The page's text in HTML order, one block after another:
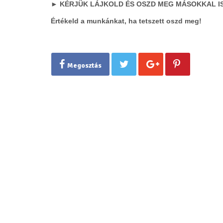
► KÉRJÜK LÁJKOLD ÉS OSZD MEG MÁSOKKAL
Értékeld a munkánkat, ha tetszett oszd meg!
Megosztás